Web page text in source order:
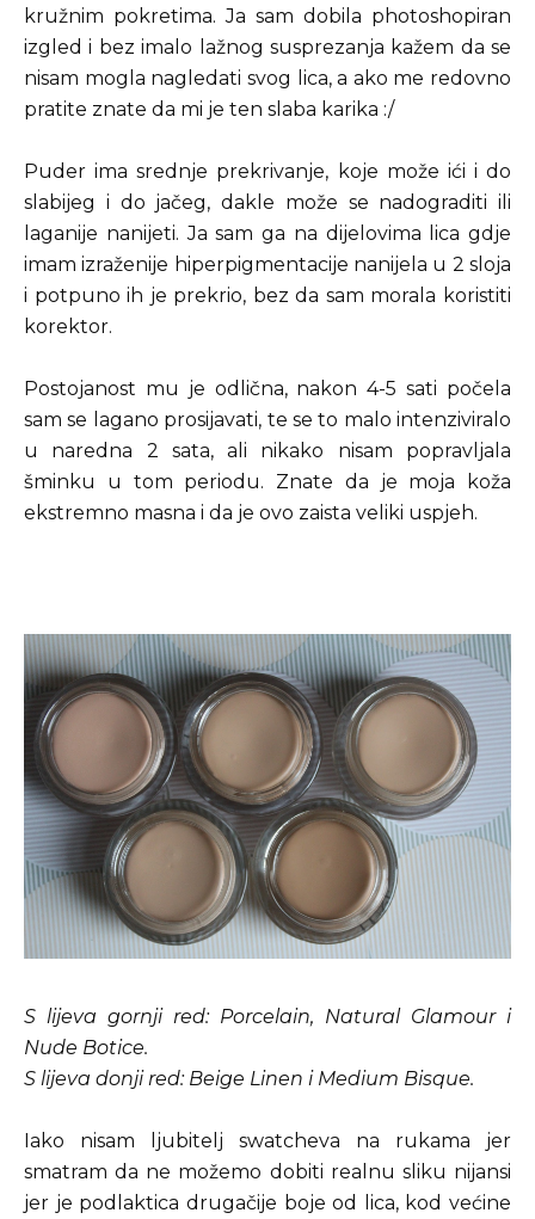
kružnim pokretima. Ja sam dobila photoshopiran
izgled i bez imalo lažnog susprezanja kažem da se
nisam mogla nagledati svog lica, a ako me redovno
pratite znate da mi je ten slaba karika :/
Puder ima srednje prekrivanje, koje može ići i do
slabijeg i do jačeg, dakle može se nadograditi ili
laganije nanijeti. Ja sam ga na dijelovima lica gdje
imam izraženije hiperpigmentacije nanijela u 2 sloja
i potpuno ih je prekrio, bez da sam morala koristiti
korektor.
Postojanost mu je odlična, nakon 4-5 sati počela
sam se lagano prosijavati, te se to malo intenziviralo
u naredna 2 sata, ali nikako nisam popravljala
šminku u tom periodu. Znate da je moja koža
ekstremno masna i da je ovo zaista veliki uspjeh.
S lijeva gornji red: Porcelain, Natural Glamour i
Nude Botice.
S lijeva donji red: Beige Linen i Medium Bisque.
Iako nisam ljubitelj swatcheva na rukama jer
smatram da ne možemo dobiti realnu sliku nijansi
jer je podlaktica drugačije boje od lica, kod većine